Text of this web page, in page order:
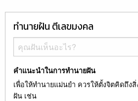
ทำนายฝัน ตีเลขมงคล
คำแนะนำในการทำนายฝัน
เพื่อให้ทำนายแม่นยำ ควรให้ตั้งจิตคิดถึง
ฝัน เช่น